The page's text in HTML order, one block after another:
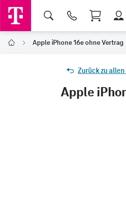
Home Apple iPhone 16e ohne Vertrag
Zurück zu
Apple